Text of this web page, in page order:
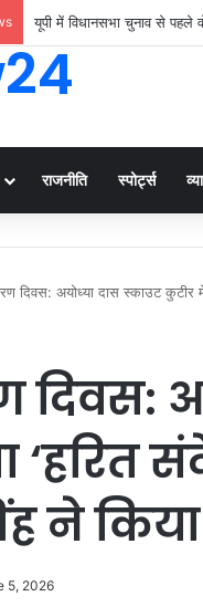
दालमंडी चौडीकरण का भूमि पूजन
राजनीति स्पोर्ट्स
दिवस: अयोध्या दास स्काउट
दिवस:
‘हरित
ने
5, 2026